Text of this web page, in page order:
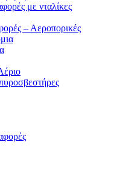
με νταλίκες
– Αεροπορικές